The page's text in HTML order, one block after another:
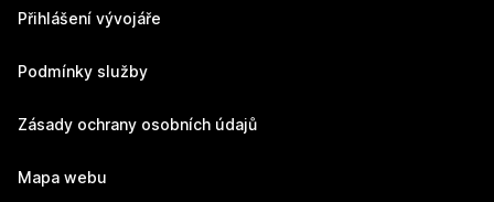
Přihlášení vývojáře
Podmínky služby
Zásady ochrany osobních údajů
Mapa webu